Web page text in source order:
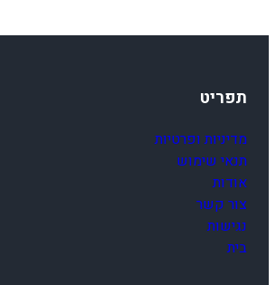
תפריט
מדיניות ופרטיות
תנאי שימוש
אודות
צור קשר
נגישות
בית